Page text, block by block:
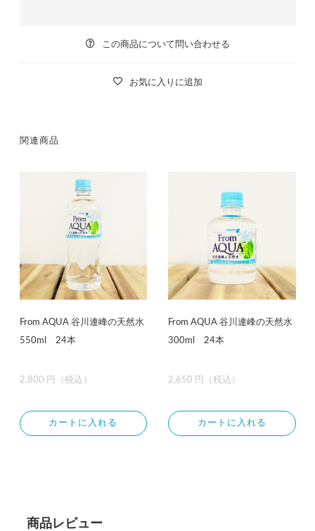
この商品について問い合わせる
お気に入りに追加
関連商品
From AQUA 谷川連峰の天然水
550ml 24本
2,800 円（税込）
カートに入れる
From AQUA 谷川連峰の天然水
300ml 24本
2,650 円（税込）
カートに入れる
商品レビュー